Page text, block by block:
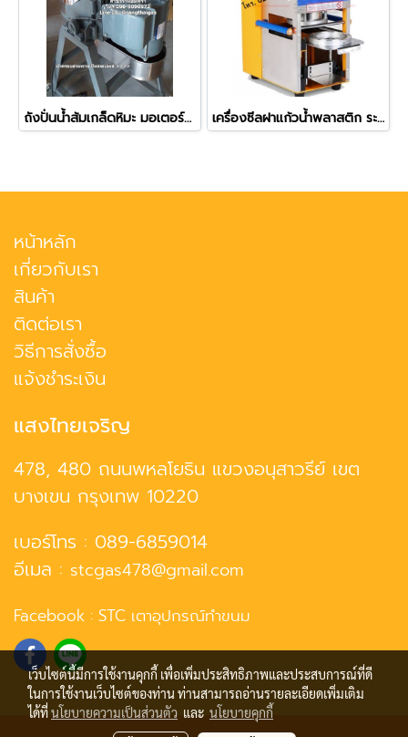
ถังปั่นน้ำส้มเกล็ดหิมะ มอเตอร์มิตซูบิชิ ตัวถังสแตนเลส ขนาด 20 ลิตร เครื่องซีลฝาแก้วน้ำพลาสติก ระบบอัตโนมัติ รุ่น ZF-07
หน้าหลัก
เกี่ยวกับเรา
สินค้า
ติดต่อเรา
วิธีการสั่งซื้อ
แจ้งชำระเงิน
แสงไทยเจริญ
478, 480 ถนนพหลโยธิน แขวงอนุสาวรีย์ เขต
บางเขน กรุงเทพ 10220
เบอร์โทร : 089-6859014
อีเมล : stcgas478@gmail.com
Facebook : STC เตาอุปกรณ์ทำขนม
เว็บไซต์นี้มีการใช้งานคุกกี้ เพื่อเพิ่มประสิทธิภาพและประสบการณ์ที่ดี
ในการใช้งานเว็บไซต์ของท่าน ท่านสามารถอ่านรายละเอียดเพิ่มเติม
ได้ที่นโยบายความเป็นส่วนตัว และ นโยบายคุกกี้